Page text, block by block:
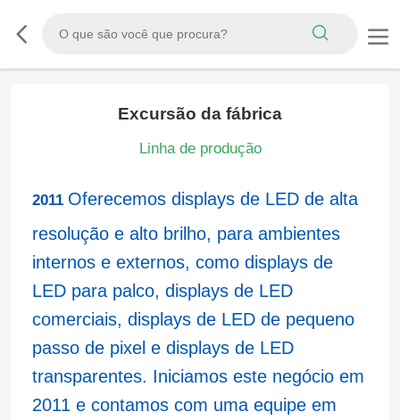
Excursão da fábrica
Linha de produção
2011 Oferecemos displays de LED de alta
resolução e alto brilho, para ambientes
internos e externos, como displays de
LED para palco, displays de LED
comerciais, displays de LED de pequeno
passo de pixel e displays de LED
transparentes. Iniciamos este negócio em
2011 e contamos com uma equipe em